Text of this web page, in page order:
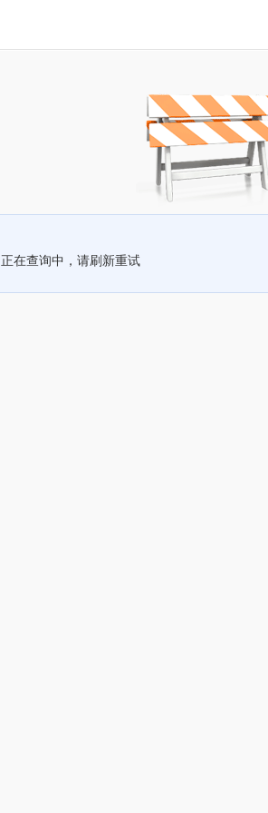
正在查询中，请刷新重试